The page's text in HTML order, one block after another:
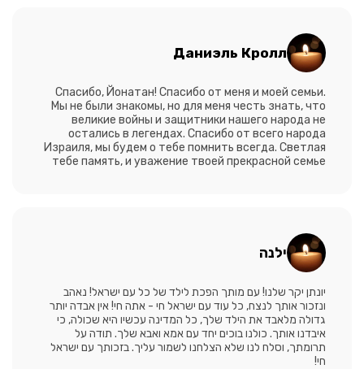
Даниэль Кролл
Спасибо, Йонатан! Спасибо от меня и моей семьи.
Мы не были знакомы, но для меня честь знать, что
великие войны и защитники нашего народа не
остались в легендах. Спасибо от всего народа
Израиля, мы будем о тебе помнить всегда. Светлая
тебе память, и уважение твоей прекрасной семье
ילנה
יונתן יקר שלנו! עם מותך הפכת לילד של כל עם ישראל! נאהב
ונזכור אותך לנצח, כל עוד עם ישראל חי - אתה חי! אין אבדה יותר
גדולה מלאבד את הילד שלך, כל המדינה עכשיו היא שכולה, כי
איבדנו אותך. כולנו בוכים יחד עם אמא ואבא שלך. תודה על
תרומתך, וסלח לנו שלא הצלחנו לשמור עליך. בזכותך עם ישראל
חי!